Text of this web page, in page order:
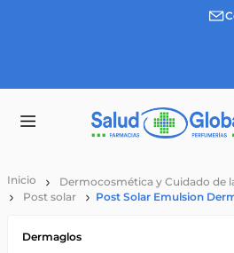
Envíos
Dermocosmética y Cuidado de
Post solar
Post Solar Emulsion
Dermaglos